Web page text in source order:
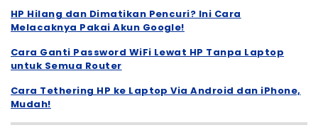
HP Hilang dan Dimatikan Pencuri? Ini Cara
Melacaknya Pakai Akun Google!
Cara Ganti Password WiFi Lewat HP Tanpa Laptop
untuk Semua Router
Cara Tethering HP ke Laptop Via Android dan iPhone,
Mudah!